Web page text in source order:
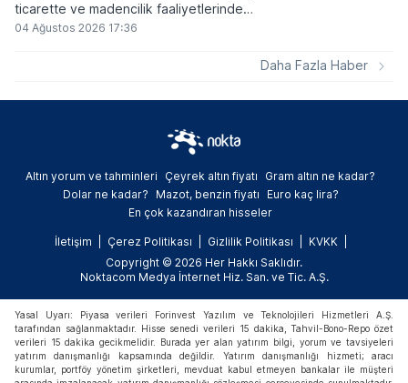
ticarette ve madencilik faaliyetlerinde
kripto varlıkların kullanımına onay veren
04 Ağustos 2026 17:36
Daha Fazla Haber
Altın yorum ve tahminleri Çeyrek altın fiyatı
Gram altın ne kadar?
Dolar ne kadar?
Mazot, benzin fiyatı
Euro kaç lira?
En çok kazandıran hisseler
İletişim Çerez Politikası Gizlilik Politikası
KVKK
Copyright © 2026 Her Hakkı Saklıdır.
Noktacom Medya İnternet Hiz. San. ve Tic. A.Ş.
Yasal Uyarı: Piyasa verileri Forinvest Yazılım ve Teknolojileri Hizmetleri A.Ş.
tarafından sağlanmaktadır. Hisse senedi verileri 15 dakika, Tahvil-Bono-Repo özet
verileri 15 dakika gecikmelidir. Burada yer alan yatırım bilgi, yorum ve tavsiyeleri
yatırım danışmanlığı kapsamında değildir. Yatırım danışmanlığı hizmeti; aracı
kurumlar, portföy yönetim şirketleri, mevduat kabul etmeyen bankalar ile müşteri